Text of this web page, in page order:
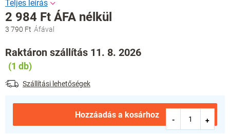
3 790 Ft
2 984 Ft ÁFA nélkül
Egységár:
Raktáron szállítás 11. 8. 2026
(1 db)
Szállítási lehetőségek
Hozzáadás a kosárhoz